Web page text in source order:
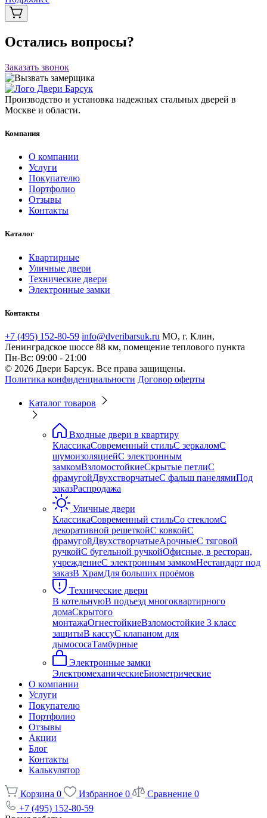
Остались вопросы?
Заказать звонок
Производство и установка надежных стальных дверей в
Москве и области.
Компания
О компании
Услуги
Покупателю
Портфолио
Отзывы
Контакты
Каталог
Квартирные
Уличные двери
Технические двери
Электронные замки
Контакты
+7 (495) 152-80-59 info@dveribarsuk.ru МО, г. Клин,
Ленинградское шоссе 88 км, помещение теплового пункта
Пн-Вс: 09:00 - 21:00
© 2026 Двери Барсук. Все права защищены.
Политика конфиденциальности Договор оферты
Каталог товаров
Входные двери в квартиру
КлассикаСовременный стильС зеркаломС
шумоизоляциейС электронным
замкомВзломостойкиеСкрытые петлиС
фрамугойДвухстворчатыеС фальш панелямиПод
заказРаспродажа
Уличные двери
КлассикаСовременный стильСо стекломС
декоративной решеткойС ковкойС
фрамугойДвухстворчатыеАрочныеС тяговой
ручкойС бугельной ручкойОфисные, в ресторан,
учреждениеС электронным замкомНестандарт под
заказВ ХрамДля больших проёмов
Технические двери
В котельнуюВ подъезд многоквартирного
домаСкрытого
монтажаОгнестойкиеВзломостойкие 3 класс
защитыВ кассуС клапаном для
дымососаТамбурные
Электронные замки
ЭлектромеханическиеБиометрические
О компании
Услуги
Покупателю
Портфолио
Отзывы
Акции
Блог
Контакты
Калькулятор
Корзина 0 Избранное 0 Сравнение 0
+7 (495) 152-80-59